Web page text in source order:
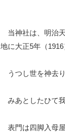
当神社は、明治
地に大正5年（
うつし世を神去
みあとしたひて
表門は四脚入母